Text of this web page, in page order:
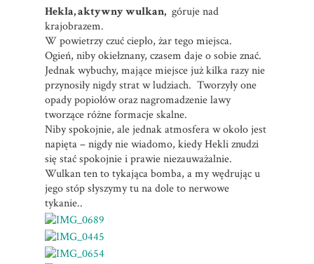
Hekla, aktywny wulkan, góruje nad
krajobrazem.
W powietrzy czuć ciepło, żar tego miejsca.
Ogień, niby okiełznany, czasem daje o sobie znać.
Jednak wybuchy, mające miejsce już kilka razy nie
przynosiły nigdy strat w ludziach. Tworzyły one
opady popiołów oraz nagromadzenie lawy
tworzące różne formacje skalne.
Niby spokojnie, ale jednak atmosfera w około jest
napięta – nigdy nie wiadomo, kiedy Hekli znudzi
się stać spokojnie i prawie niezauważalnie.
Wulkan ten to tykająca bomba, a my wędrując u
jego stóp słyszymy tu na dole to nerwowe
tykanie..